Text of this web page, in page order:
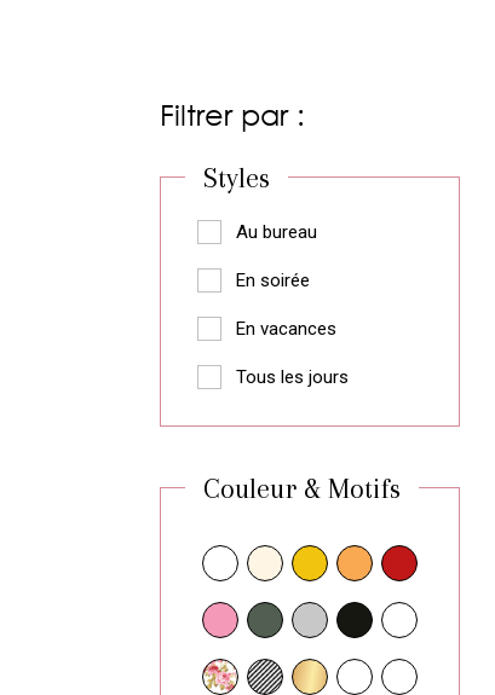
Filtrer par :
Styles
Au bureau
En soirée
En vacances
Tous les jours
Couleur & Motifs